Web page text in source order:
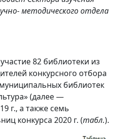
методического отдела
82 библиотеки из
конкурсного отбора
библиотек
(далее —
г., а также семь
конкурса 2020 г. (табл.).